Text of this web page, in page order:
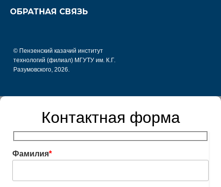
ОБРАТНАЯ СВЯЗЬ
© Пензенский казачий институт
технологий (филиал) МГУТУ им. К.Г.
Разумовского, 2026.
Контактная форма
Фамилия*